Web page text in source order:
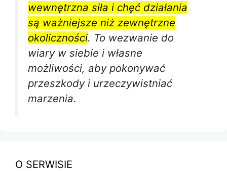
wewnętrzna siła i chęć działania
są ważniejsze niż zewnętrzne
okoliczności. To wezwanie do
wiary w siebie i własne
możliwości, aby pokonywać
przeszkody i urzeczywistniać
marzenia.
O SERWISIE